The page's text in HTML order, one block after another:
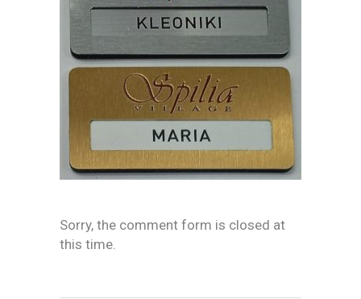
Sorry, the comment form is closed at
this time.